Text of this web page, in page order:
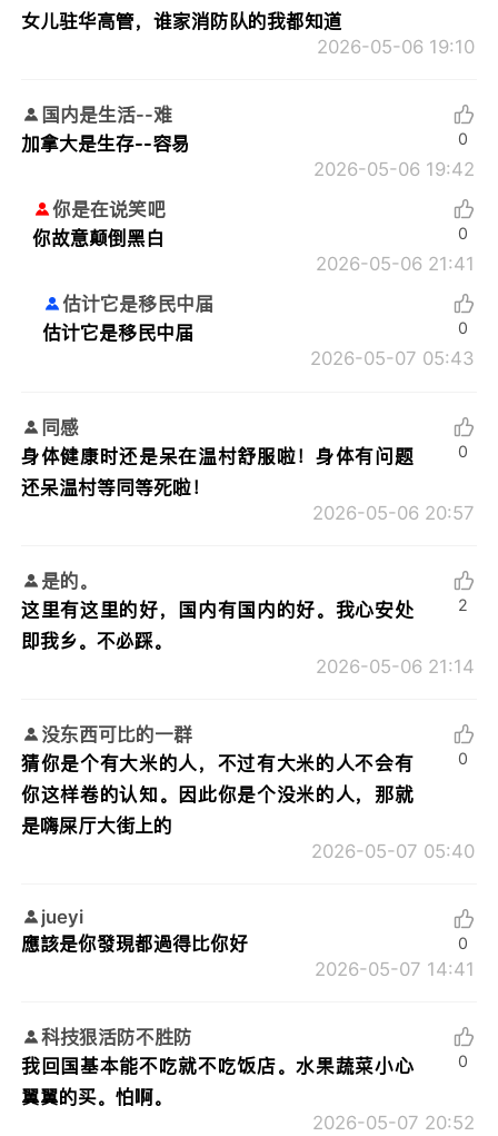
女儿驻华高管，谁家消防队的我都知道
2026-05-06 19:10
国内是生活--难
加拿大是生存--容易
2026-05-06 19:42
0
你是在说笑吧
你故意颠倒黑白
2026-05-06 21:41
0
估计它是移民中届
估计它是移民中届
2026-05-07 05:43
0
同感
身体健康时还是呆在温村舒服啦！身体有问题
还呆温村等同等死啦！
2026-05-06 20:57
0
是的。
这里有这里的好，国内有国内的好。我心安处
即我乡。不必踩。
2026-05-06 21:14
2
没东西可比的一群
猜你是个有大米的人，不过有大米的人不会有
你这样卷的认知。因此你是个没米的人，那就
是嗨屎厅大街上的
2026-05-07 05:40
0
jueyi
應該是你發現都過得比你好
2026-05-07 14:41
0
科技狠活防不胜防
我回国基本能不吃就不吃饭店。水果蔬菜小心
翼翼的买。怕啊。
2026-05-07 20:52
0